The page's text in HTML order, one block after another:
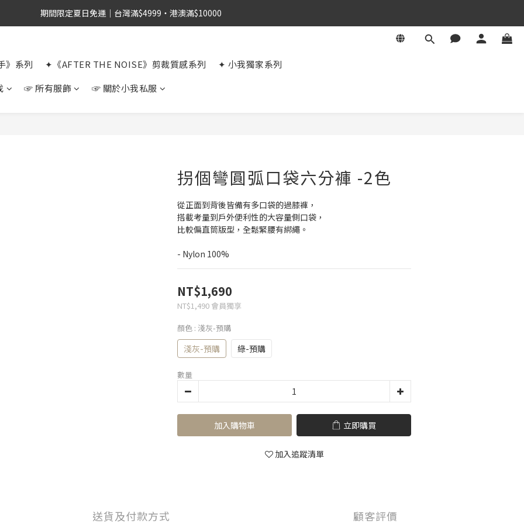
期間限定夏日免運｜台灣滿$4999・港澳滿$10000
》系列 ✦《AFTER THE NOISE》剪裁質感系列
✦ 小我獨家系列
☞ 所有服飾 ☞ 關於小我私服
拐個彎圓弧口袋六分褲 -2色
從正面到背後皆備有多口袋的過膝褲，
搭載考量到戶外便利性的大容量側口袋，
比較偏直筒版型，全鬆緊腰有綁繩。
- Nylon 100%
NT$1,690
NT$1,490 會員獨享
顏色 : 淺灰-預購
淺灰-預購 綠-預購
數量
加入購物車 立即購買
加入追蹤清單
送貨及付款方式 顧客評價